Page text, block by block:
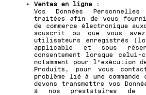
Ventes en ligne :
Vos Données
traitées afin de vous
de commerce électronique
souscrit ou que vous
utilisateurs enregistrés
applicable et sous
consentement lorsque
notamment pour l’exécution
Produits, pour vous
problème lié à une commande
devons transmettre vos
à nos prestataires de